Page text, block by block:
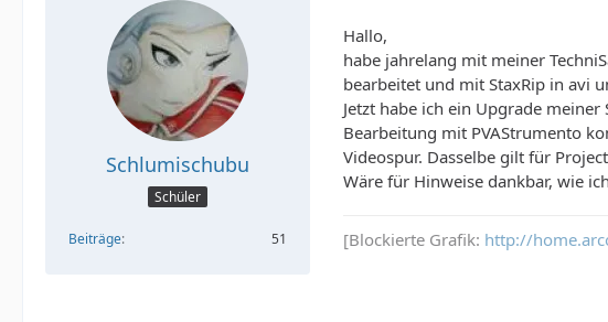
Schlumischubu
Schüler
Beiträge 51
Hallo,
habe jahrelang mit meiner
bearbeitet und mit StaxRip in avi
Jetzt habe ich ein Upgrade
Bearbeitung mit PVAStrumento
Videospur. Dasselbe gilt für
Wäre für Hinweise dankbar, wie
[Blockierte Grafik: http://